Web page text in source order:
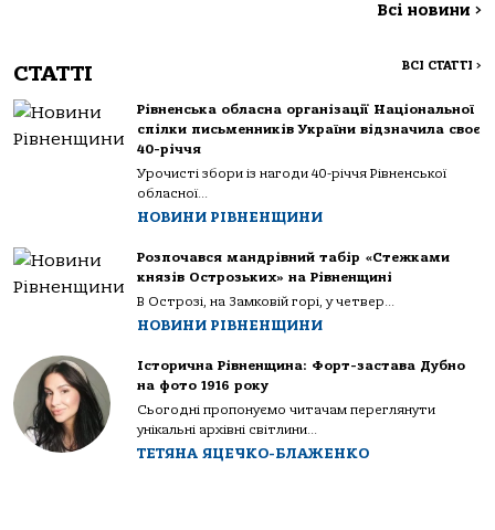
Всі новини >
СТАТТІ ВСІ СТАТТІ >
Рівненська обласна організації Національної
спілки письменників України відзначила своє
40-річчя
Урочисті збори із нагоди 40-річчя Рівненської
обласної...
НОВИНИ РІВНЕНЩИНИ
Розпочався мандрівний табір «Стежками
князів Острозьких» на Рівненщині
В Острозі, на Замковій горі, у четвер...
НОВИНИ РІВНЕНЩИНИ
Історична Рівненщина: Форт-застава Дубно
на фото 1916 року
Сьогодні пропонуємо читачам переглянути
унікальні архівні світлини...
ТЕТЯНА ЯЦЕЧКО-БЛАЖЕНКО